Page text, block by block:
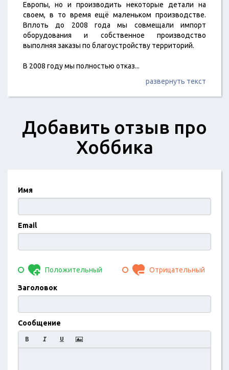
Европы, но и производить некоторые детали на
своем, в то время ещё маленьком производстве.
Вплоть до 2008 года мы совмещали импорт
оборудования и собственное производство
выполняя заказы по благоустройству территорий.
В 2008 году мы полностью отказ...
развернуть текст
Добавить отзыв про
Хоббика
Имя
Email
Положительный Отрицательный
Заголовок
Сообщение